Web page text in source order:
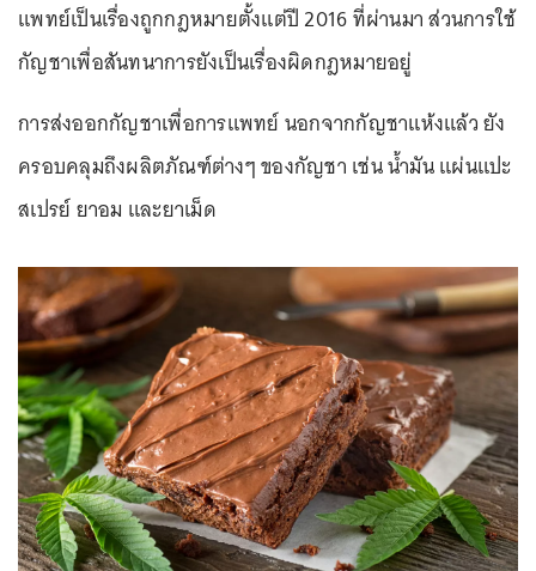
แพทย์เป็นเรื่องถูกกฎหมายตั้งแต่ปี 2016 ที่ผ่านมา ส่วนการใช้
กัญชาเพื่อสันทนาการยังเป็นเรื่องผิดกฎหมายอยู่
การส่งออกกัญชาเพื่อการแพทย์ นอกจากกัญชาแห้งแล้ว ยัง
ครอบคลุมถึงผลิตภัณฑ์ต่างๆ ของกัญชา เช่น น้ำมัน แผ่นแปะ
สเปรย์ ยาอม และยาเม็ด